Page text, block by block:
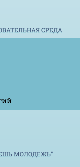
СРЕДА
МОЛОДЕЖЬ"